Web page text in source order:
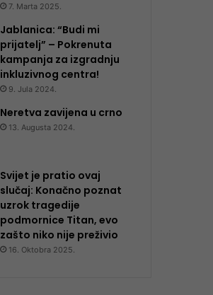
7. Marta 2025.
Jablanica: “Budi mi
prijatelj” – Pokrenuta
kampanja za izgradnju
inkluzivnog centra!
9. Jula 2024.
Neretva zavijena u crno
13. Augusta 2024.
Svijet je pratio ovaj
slučaj: Konačno poznat
uzrok tragedije
podmornice Titan, evo
zašto niko nije preživio
16. Oktobra 2025.